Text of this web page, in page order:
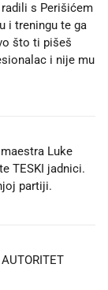
s Perišićem
i treningu te ga
što ti pišeš
i nije mu
Luke
TESKI jadnici.
partiji.